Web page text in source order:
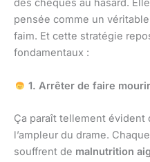
des chèques au hasard.
pensée comme un
faim. Et cette stratégie
fondamentaux :
1. Arrêter de faire
Ça paraît tellement évident
l’ampleur du drame.
souffrent de malnutrition